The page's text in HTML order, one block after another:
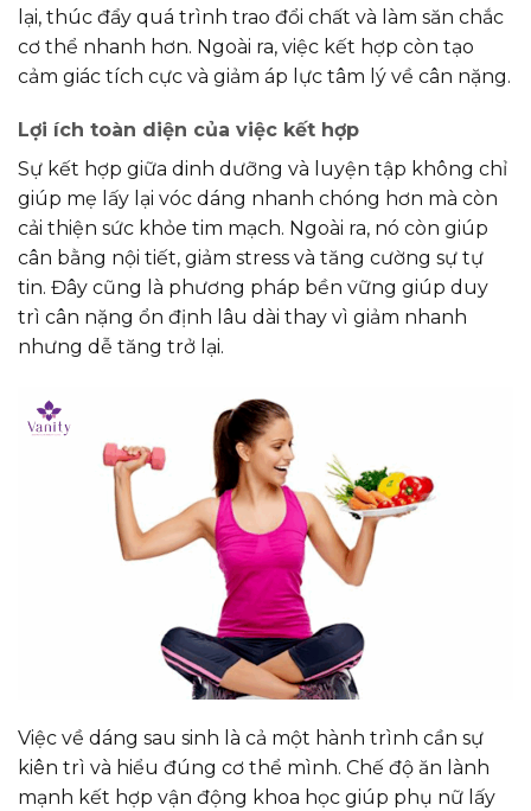
lại, thúc đẩy quá trình trao đổi chất và làm săn chắc
cơ thể nhanh hơn. Ngoài ra, việc kết hợp còn tạo
cảm giác tích cực và giảm áp lực tâm lý về cân nặng.
Lợi ích toàn diện của việc kết hợp
Sự kết hợp giữa dinh dưỡng và luyện tập không chỉ
giúp mẹ lấy lại vóc dáng nhanh chóng hơn mà còn
cải thiện sức khỏe tim mạch. Ngoài ra, nó còn giúp
cân bằng nội tiết, giảm stress và tăng cường sự tự
tin. Đây cũng là phương pháp bền vững giúp duy
trì cân nặng ổn định lâu dài thay vì giảm nhanh
nhưng dễ tăng trở lại.
Việc về dáng sau sinh là cả một hành trình cần sự
kiên trì và hiểu đúng cơ thể mình. Chế độ ăn lành
mạnh kết hợp vận động khoa học giúp phụ nữ lấy